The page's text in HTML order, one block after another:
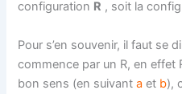
configuration R , soit la
Pour s’en souvenir, il faut se
commence par un R, en effet
bon sens (en suivanta et b),